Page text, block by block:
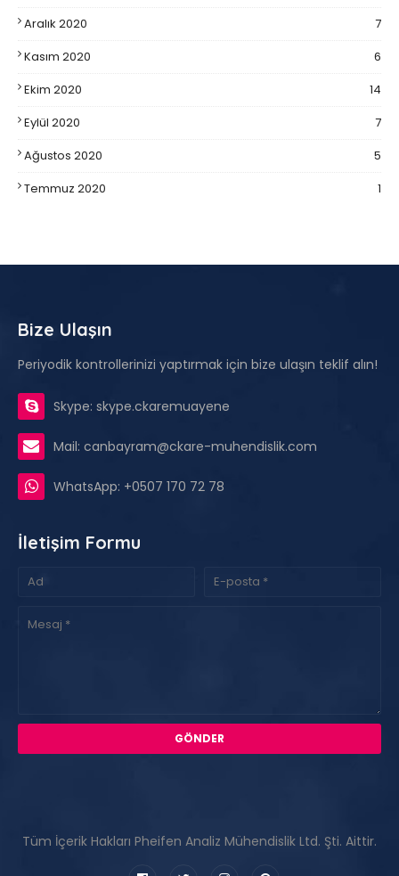
Aralık 2020
7
Kasım 2020
6
Ekim 2020
14
Eylül 2020
7
Ağustos 2020
5
Temmuz 2020
1
Bize Ulaşın
Periyodik kontrollerinizi yaptırmak için bize ulaşın teklif alın!
Skype: skype.ckaremuayene
Mail: canbayram@ckare-muhendislik.com
WhatsApp: +0507 170 72 78
İletişim Formu
Tüm İçerik Hakları Pheifen Analiz Mühendislik Ltd. Şti. Aittir.